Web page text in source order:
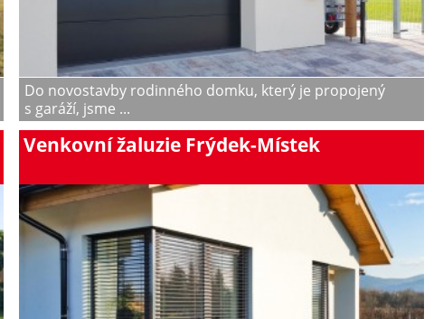
Do novostavby rodinného domku, který je propojený
s garáží, jsme ...
Venkovní žaluzie Frýdek-Místek